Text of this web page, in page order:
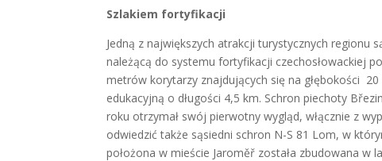
Szlakiem fortyfikacji
Jedną z największych atrakcji turystycznych
należącą do systemu fortyfikacji czechosłowackiej
metrów korytarzy znajdujących się na głębokości
edukacyjną o długości 4,5 km. Schron piechoty
roku otrzymał swój pierwotny wygląd, włącznie z
odwiedzić także sąsiedni schron N-S 81 Lom, w
położona w mieście Jaroměř została zbudowana w